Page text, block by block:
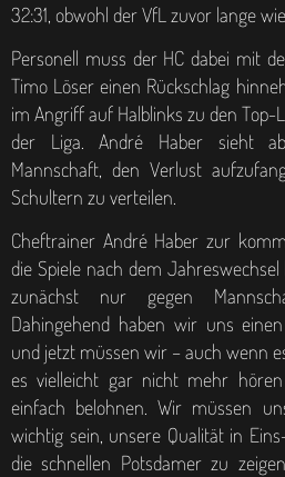
32:31, obwohl der VfL zuvor lange
Personell muss der HC dabei mit
Timo Löser einen Rückschlag
im Angriff auf Halblinks zu den Top-
der Liga. André Haber sieht
Mannschaft, den Verlust
Schultern zu verteilen.
Cheftrainer André Haber zur
die Spiele nach dem
zunächst nur gegen
Dahingehend haben wir uns
und jetzt müssen wir – auch wenn
es vielleicht gar nicht mehr
einfach belohnen. Wir müssen
wichtig sein, unsere Qualität in
die schnellen Potsdamer zu